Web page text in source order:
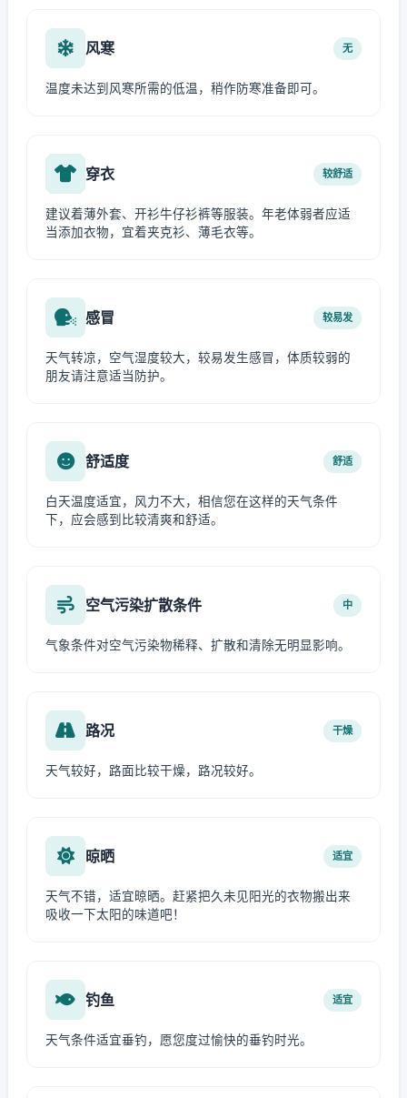
风寒 无
温度未达到风寒所需的低温，稍作防寒准备即可。
穿衣 较舒适
建议着薄外套、开衫牛仔衫裤等服装。年老体弱者应适
当添加衣物，宜着夹克衫、薄毛衣等。
感冒 较易发
天气转凉，空气湿度较大，较易发生感冒，体质较弱的
朋友请注意适当防护。
舒适度 舒适
白天温度适宜，风力不大，相信您在这样的天气条件
下，应会感到比较清爽和舒适。
空气污染扩散条件 中
气象条件对空气污染物稀释、扩散和清除无明显影响。
路况 干燥
天气较好，路面比较干燥，路况较好。
晾晒 适宜
天气不错，适宜晾晒。赶紧把久未见阳光的衣物搬出来
吸收一下太阳的味道吧！
钓鱼 适宜
天气条件适宜垂钓，愿您度过愉快的垂钓时光。